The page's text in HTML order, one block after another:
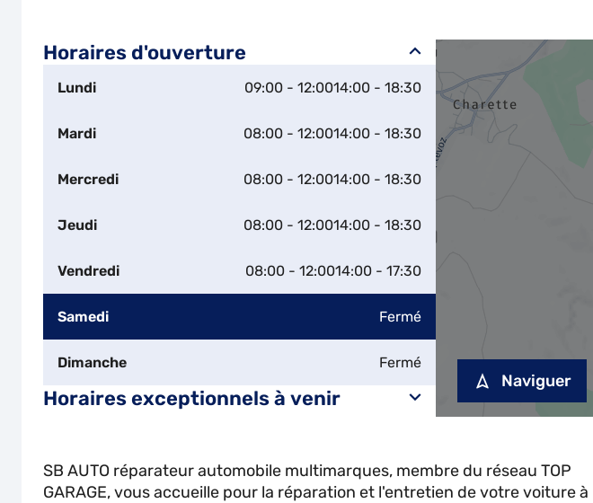
Horaires d'ouverture
Lundi 09:00 - 12:0014:00 - 18:30
Mardi 08:00 - 12:0014:00 - 18:30
Mercredi 08:00 - 12:0014:00 - 18:30
Jeudi 08:00 - 12:0014:00 - 18:30
Vendredi 08:00 - 12:0014:00 - 17:30
Samedi Fermé
Dimanche Fermé
Horaires exceptionnels à venir
Naviguer
SB AUTO réparateur automobile multimarques, membre du réseau TOP
GARAGE, vous accueille pour la réparation et l'entretien de votre voiture à